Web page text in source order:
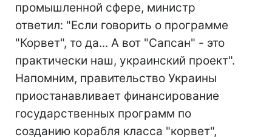
промышленной сфере, министр
ответил: "Если говорить о программе
"Корвет", то да... А вот "Сапсан" - это
практически наш, украинский проект".
Напомним, правительство Украины
приостанавливает финансирование
государственных программ по
созданию корабля класса "корвет",